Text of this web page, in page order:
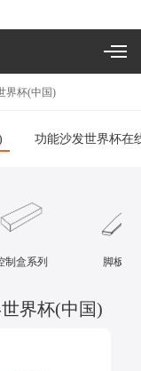
界杯(中国)
功能沙发世界杯在
制盒系列 脚板系
界杯(中国)